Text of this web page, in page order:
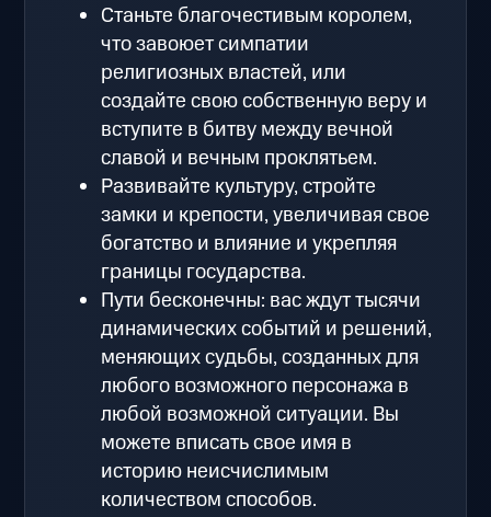
Станьте благочестивым королем,
что завоюет симпатии
религиозных властей, или
создайте свою собственную веру и
вступите в битву между вечной
славой и вечным проклятьем.
Развивайте культуру, стройте
замки и крепости, увеличивая свое
богатство и влияние и укрепляя
границы государства.
Пути бесконечны: вас ждут тысячи
динамических событий и решений,
меняющих судьбы, созданных для
любого возможного персонажа в
любой возможной ситуации. Вы
можете вписать свое имя в
историю неисчислимым
количеством способов.